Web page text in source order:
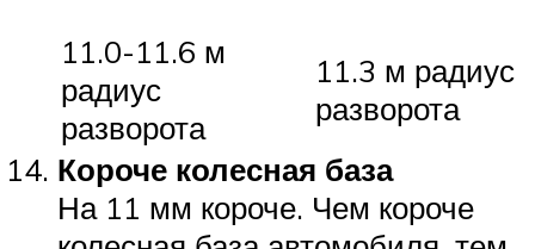
11.0-11.6 м
радиус
разворота
11.3 м радиус
разворота
Короче колесная база
На 11 мм короче. Чем короче